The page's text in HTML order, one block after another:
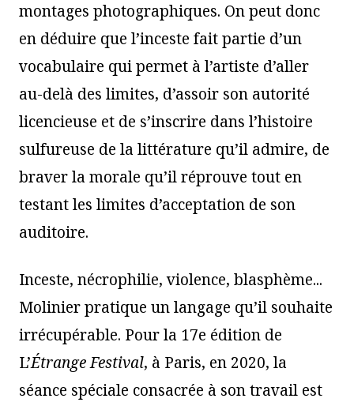
montages photographiques. On peut donc
en déduire que l’inceste fait partie d’un
vocabulaire qui permet à l’artiste d’aller
au-delà des limites, d’assoir son autorité
licencieuse et de s’inscrire dans l’histoire
sulfureuse de la littérature qu’il admire, de
braver la morale qu’il réprouve tout en
testant les limites d’acceptation de son
auditoire.
Inceste, nécrophilie, violence, blasphème...
Molinier pratique un langage qu’il souhaite
irrécupérable. Pour la 17e édition de
L’Étrange Festival, à Paris, en 2020, la
séance spéciale consacrée à son travail est